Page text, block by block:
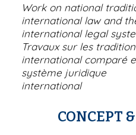
Work on national
international law and
international legal
Travaux sur les
international comparé
système juridique
international
CONCEPT